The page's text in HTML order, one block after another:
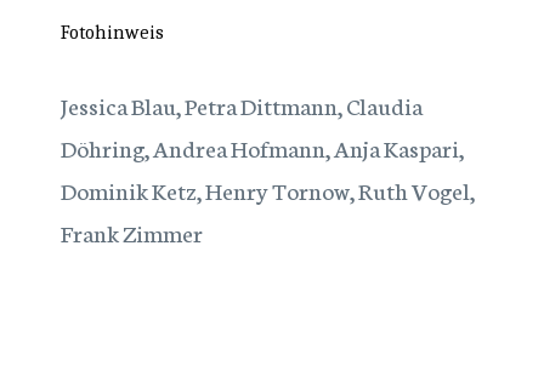
Fotohinweis
Jessica Blau, Petra Dittmann, Claudia
Döhring, Andrea Hofmann, Anja Kaspari,
Dominik Ketz, Henry Tornow, Ruth Vogel,
Frank Zimmer